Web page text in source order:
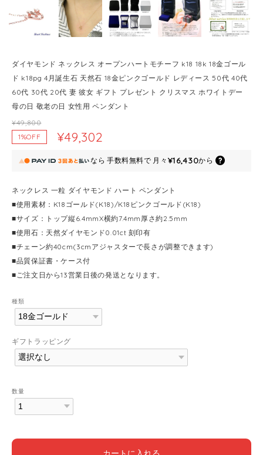
ダイヤモンド ネックレス オープンハートモチーフ k18 18k 18金ゴール
ド k18pg 4月誕生石 天然石 18金ピンクゴールド レディース 50代 40代
60代 30代 20代 妻 彼女 ギフト プレゼント クリスマス ホワイトデー
母の日 敬老の日 女性用 ペンダント
¥49,800
1%OFF
¥49,302
なら 手数料無料で 月々 ¥16,430から
ネックレス 一粒 ダイヤモンド ハート ペンダント
■使用素材：K18ゴールド(K18)/K18ピンクゴールド(K18)
■サイズ：トップ縦6.4mmX横約7.4mm厚さ約2.5mm
■使用石：天然ダイヤモンド0.01ct 刻印有
■チェーン約40cm(3cmアジャスターで長さが調整できます)
■品質保証書・ケース付
■ご注文日から13営業日後の発送となります。
種類
ギフトラッピング
数量
カートに入れる